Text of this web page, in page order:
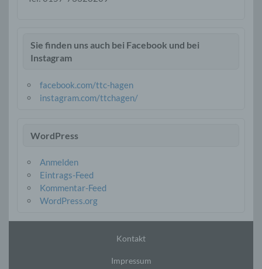
Sie finden uns auch bei Facebook und bei
Instagram
facebook.com/ttc-hagen
instagram.com/ttchagen/
WordPress
Anmelden
Eintrags-Feed
Kommentar-Feed
WordPress.org
Kontakt
Impressum